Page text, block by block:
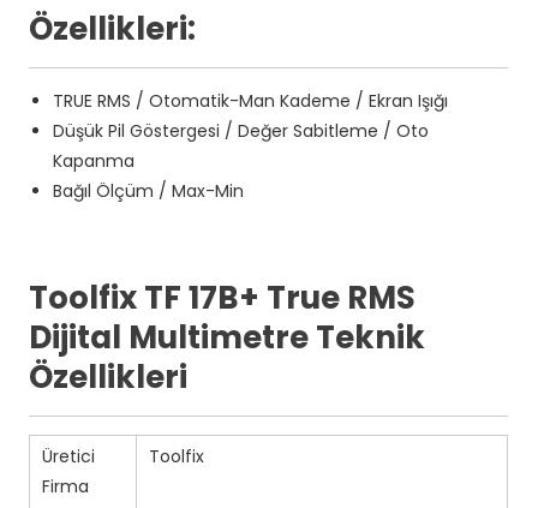
Özellikleri:
TRUE RMS / Otomatik-Man Kademe / Ekran Işığı
Düşük Pil Göstergesi / Değer Sabitleme / Oto
Kapanma
Bağıl Ölçüm / Max-Min
Toolfix TF 17B+ True RMS
Dijital Multimetre Teknik
Özellikleri
Üretici
Firma
Toolfix